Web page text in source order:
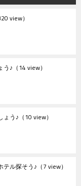
view）
う♪ （14 view）
ょう♪ （10 view）
テル探そう♪ （7 view）